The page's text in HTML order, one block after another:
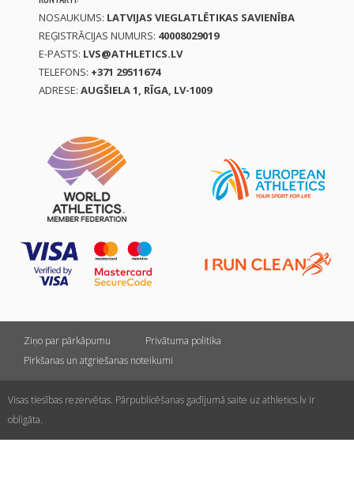
NOSAUKUMS: LATVIJAS VIEGLATLĒTIKAS SAVIENĪBA
REĢISTRĀCIJAS NUMURS: 40008029019
E-PASTS: LVS@ATHLETICS.LV
TELEFONS: +371 29511674
ADRESE: AUGŠIELA 1, RĪGA, LV-1009
Ziņo par pārkāpumu
Privātuma politika
Pirkšanas un atgriešanas noteikumi
Visas tiesības rezervētas. Pārpublicēšanas gadījumā saite uz athletics.lv ir
obligāta.